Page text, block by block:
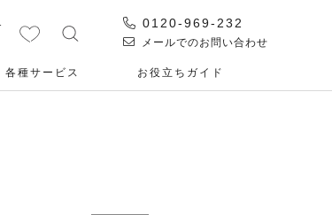
0120-969-232
メールでのお問い合わせ
各種サービス お役⽴ちガイド